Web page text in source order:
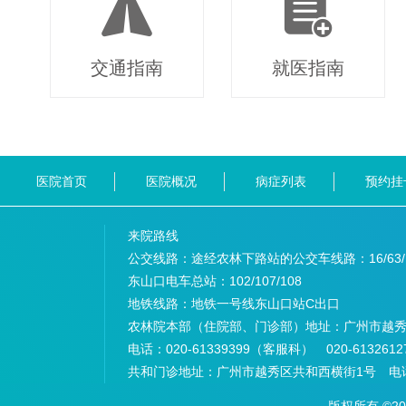
交通指南 就医指南
医院首页 医院概况 病症列表 预约挂
来院路线
公交线路：途经农林下路站的公交车线路： 16/
东山口电车总站： 102/107/108
地铁线路： 地铁一号线东山口站C出口
农林院本部（住院部、门诊部）地址： 广州市越
电话： 020-61339399（客服科） 020-
共和门诊地址： 广州市越秀区共和西横街1号 电